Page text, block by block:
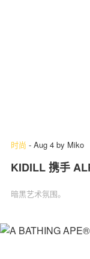
时尚 - Aug 4 by Miko
KIDILL 携手
暗黑艺术氛围。